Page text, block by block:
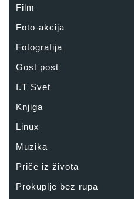
Film
Foto-akcija
Fotografija
Gost post
I.T Svet
Knjiga
Linux
Muzika
Priče iz života
Prokuplje bez rupa